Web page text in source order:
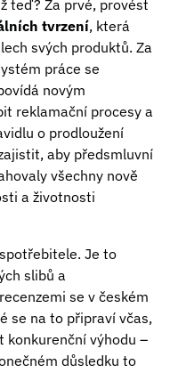
teď? Za prvé, provést
tvrzení, která
svých produktů. Za
práce se
novým
reklamační procesy a
o prodloužení
aby předsmluvní
všechny nově
a životnosti
Je to
slibů a
se v českém
se na to připraví včas,
konkurenční výhodu –
důsledku to